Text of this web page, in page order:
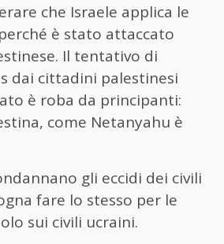
che Israele applica le
è stato attaccato
Il tentativo di
dai cittadini palestinesi
è roba da principanti:
come Netanyahu è
gli eccidi dei civili
fare lo stesso per le
sui civili ucraini.